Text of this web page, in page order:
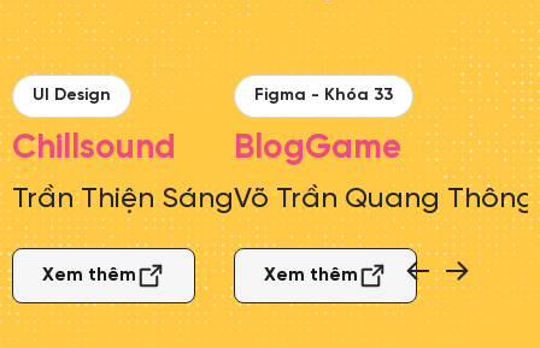
UI Design
Chillsound
Trần Thiện Sáng
Xem thêm
Figma - Khóa 33
BlogGame
Võ Trần Quang Thông
Xem thêm